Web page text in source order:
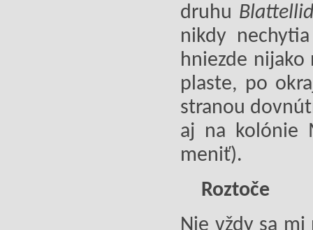
druhu
nikdy
hniezde nijako
plaste, po
stranou
aj na kolónie
meniť).
Roztoče
Nie vždy sa